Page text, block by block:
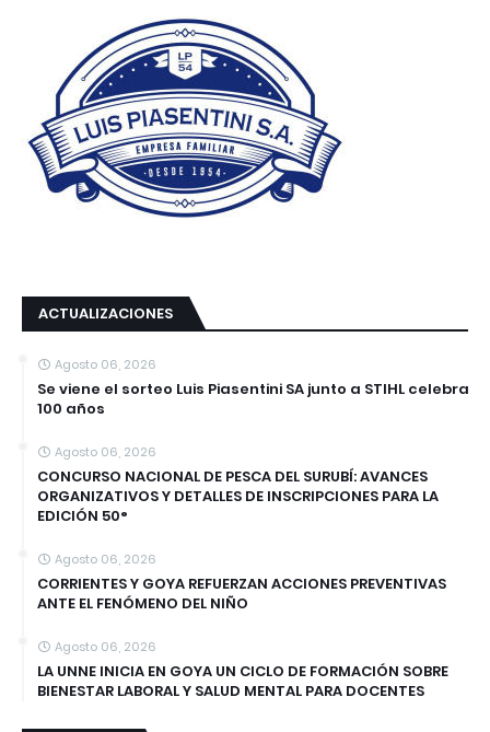
ACTUALIZACIONES
Agosto 06, 2026
Se viene el sorteo Luis Piasentini SA junto a STIHL celebra
100 años
Agosto 06, 2026
CONCURSO NACIONAL DE PESCA DEL SURUBÍ: AVANCES
ORGANIZATIVOS Y DETALLES DE INSCRIPCIONES PARA LA
EDICIÓN 50°
Agosto 06, 2026
CORRIENTES Y GOYA REFUERZAN ACCIONES PREVENTIVAS
ANTE EL FENÓMENO DEL NIÑO
Agosto 06, 2026
LA UNNE INICIA EN GOYA UN CICLO DE FORMACIÓN SOBRE
BIENESTAR LABORAL Y SALUD MENTAL PARA DOCENTES